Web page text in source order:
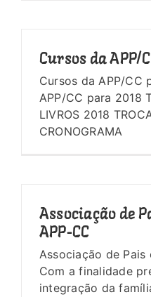
Cursos da APP/
Cursos da APP/CC
APP/CC para 2018
LIVROS 2018
CRONOGRAMA
Associação de
APP-CC
Associação de Pais
Com a finalidade
integração da